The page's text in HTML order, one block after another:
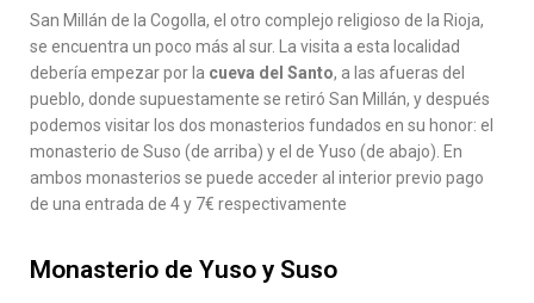
San Millán de la Cogolla, el otro complejo religioso de la Rioja,
se encuentra un poco más al sur. La visita a esta localidad
debería empezar por la cueva del Santo, a las afueras del
pueblo, donde supuestamente se retiró San Millán, y después
podemos visitar los dos monasterios fundados en su honor: el
monasterio de Suso (de arriba) y el de Yuso (de abajo). En
ambos monasterios se puede acceder al interior previo pago
de una entrada de 4 y 7€ respectivamente
Monasterio de Yuso y Suso